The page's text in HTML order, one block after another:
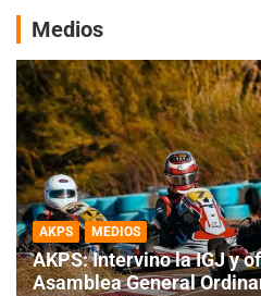
Medios
AKPS MEDIOS
AKPS: Intervino la IGJ y
Asamblea General